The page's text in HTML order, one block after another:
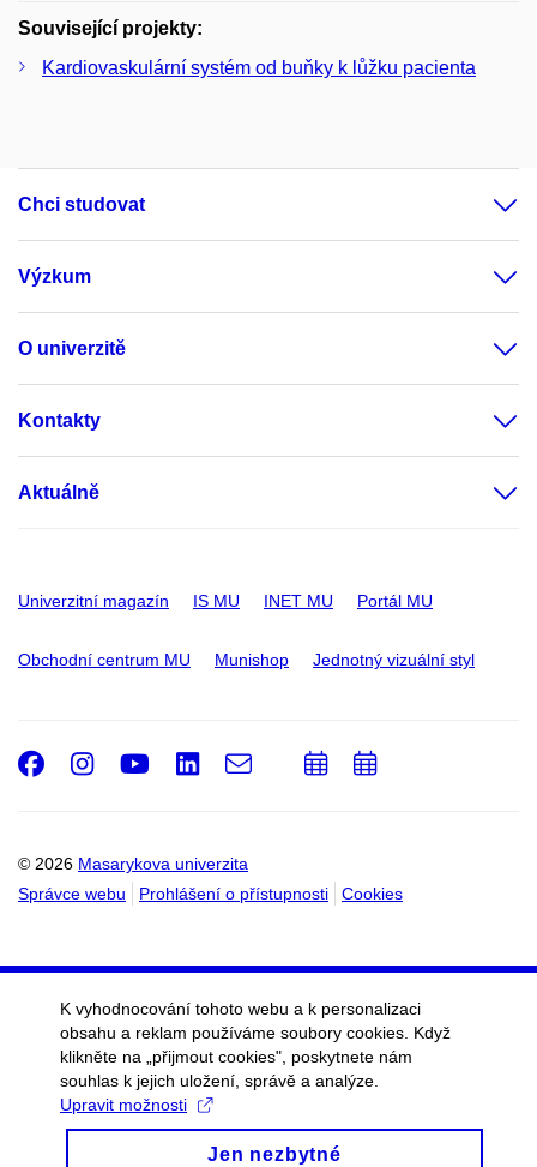
Související projekty:
Kardiovaskulární systém od buňky k lůžku pacienta
Chci studovat
Výzkum
O univerzitě
Kontakty
Aktuálně
Univerzitní magazín IS MU INET MU Portál MU
Obchodní centrum MU Munishop Jednotný vizuální styl
© 2026 Masarykova univerzita
Správce webu
Prohlášení o přístupnosti Cookies
Facebook
Instagram
Youtube
LinkedIn
e-
PřidatPřidat
K vyhodnocování tohoto webu a k personalizaci
obsahu a reklam používáme soubory cookies. Když
klikněte na „přijmout cookies", poskytnete nám
souhlas k jejich uložení, správě a analýze.
Upravit možnosti
Jen nezbytné